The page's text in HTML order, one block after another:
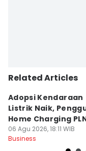
Related Articles
Adopsi Kendaraan
Listrik Naik,
Home Charging
Capai 92 Ribu
06 Agu 2026, 18:11 WIB
Business